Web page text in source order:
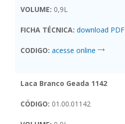
VOLUME: 0,9L
FICHA TÉCNICA: download PDF
CODIGO: acesse online
Laca Branco Geada 1142
CÓDIGO: 01.00.01142